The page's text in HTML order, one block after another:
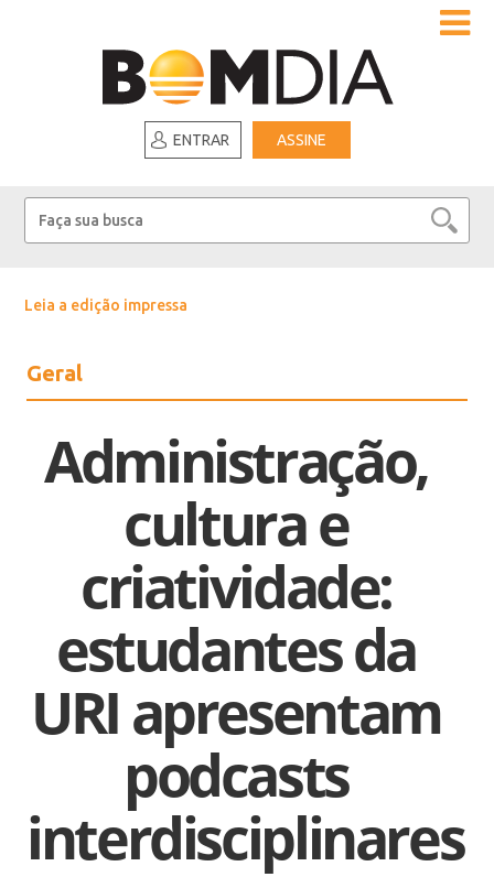
ENTRAR ASSINE
Leia a edição impressa
Geral
Administração,
cultura e
criatividade:
estudantes da
URI apresentam
podcasts
interdisciplinares